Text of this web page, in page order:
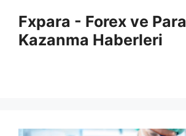
Fxpara - Forex ve Para
Kazanma Haberleri